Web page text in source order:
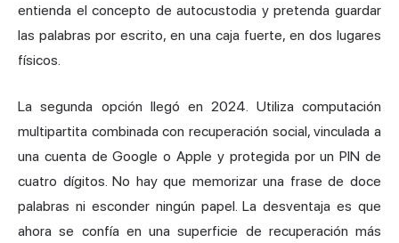
entienda el concepto de autocustodia y pretenda guardar
las palabras por escrito, en una caja fuerte, en dos lugares
físicos.
La segunda opción llegó en 2024. Utiliza computación
multipartita combinada con recuperación social, vinculada a
una cuenta de Google o Apple y protegida por un PIN de
cuatro dígitos. No hay que memorizar una frase de doce
palabras ni esconder ningún papel. La desventaja es que
ahora se confía en una superficie de recuperación más